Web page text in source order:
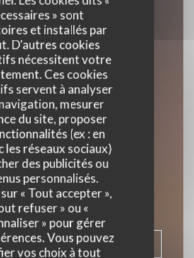
» sont
et installés par
D'autres cookies
nécessitent votre
Ces cookies
servent à analyser
mesurer
du site, proposer
(ex : en
les réseaux sociaux)
des publicités ou
personnalisés.
« Tout accepter »,
refuser » ou «
» pour gérer
Vous pouvez
vos choix à tout
Retour
TRADITIONNEL
RÉSERVER